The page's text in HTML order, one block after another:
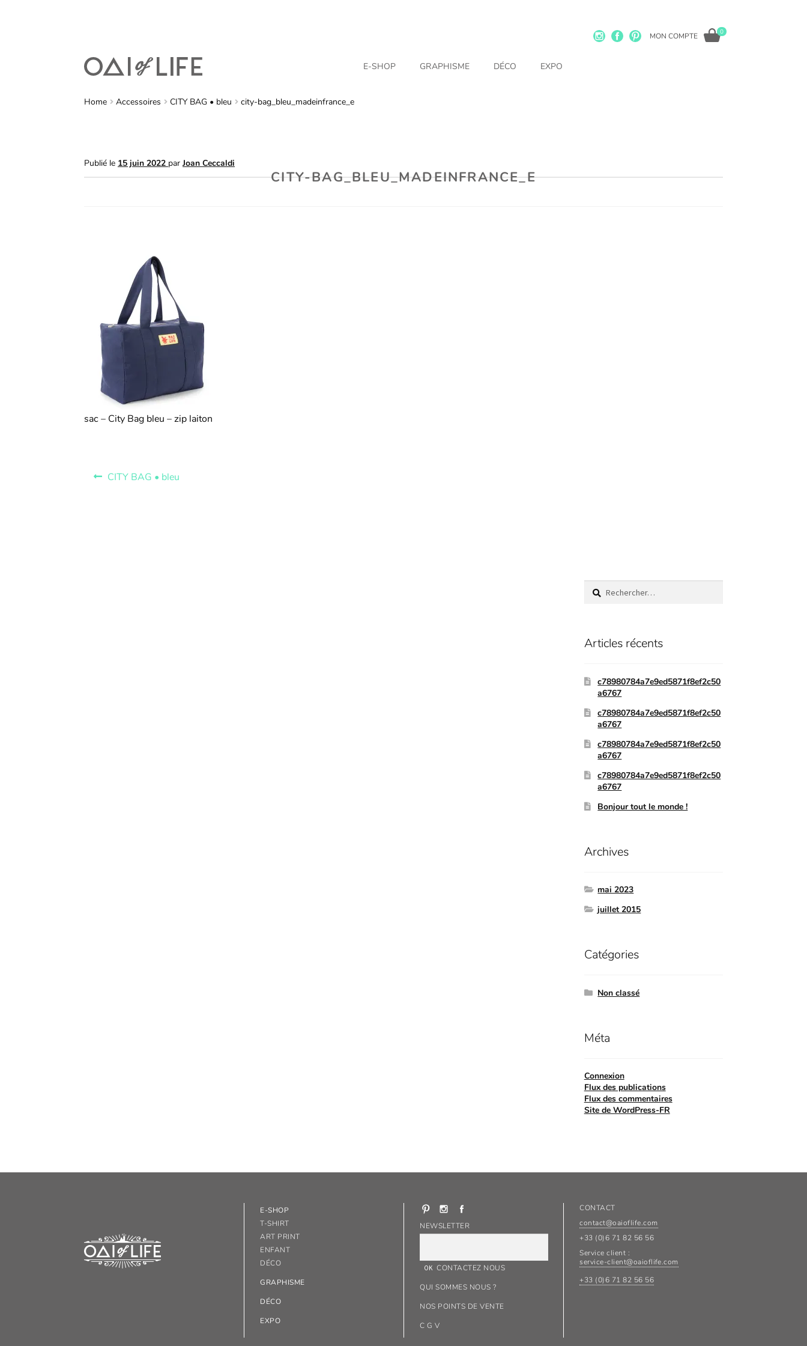
MON COMPTE 0
E-SHOP GRAPHISME DÉCO EXPO
Home Accessoires CITY BAG • bleu city-bag_bleu_madeinfrance_e
Publié le 15 juin 2022 parJoan Ceccaldi
CITY-BAG_BLEU_MADEINFRANCE_E
sac – City Bag bleu – zip laiton
CITY BAG • bleu
Articles récents
c78980784a7e9ed5871f8ef2c50
a6767
c78980784a7e9ed5871f8ef2c50
a6767
c78980784a7e9ed5871f8ef2c50
a6767
c78980784a7e9ed5871f8ef2c50
a6767
Bonjour tout le monde !
Archives
mai 2023
juillet 2015
Catégories
Non classé
Méta
Connexion
Flux des publications
Flux des commentaires
Site de WordPress-FR
E-SHOP
T-SHIRT
ART PRINT
ENFANT
DÉCO
GRAPHISME
DÉCO
EXPO
NEWSLETTER
CONTACTEZ NOUS
QUI SOMMES NOUS ?
NOS POINTS DE VENTE
C G V
CONTACT
contact@oaioflife.com
+33 (0)6 71 82 56 56
Service client :
service-client@oaioflife.com
+33 (0)6 71 82 56 56